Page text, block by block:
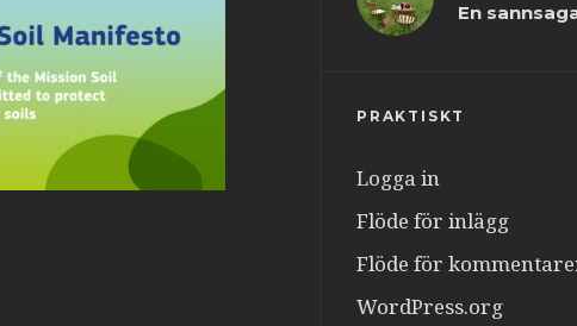
En
PRAKTISKT
Logga in
Flöde för inlägg
Flöde för
WordPress.org